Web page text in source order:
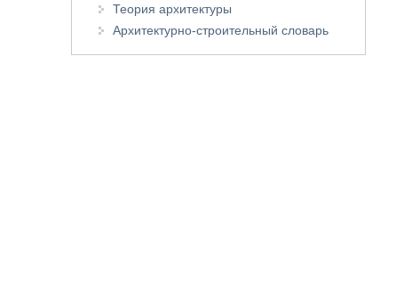
Теория архитектуры
Архитектурно-строительный словарь